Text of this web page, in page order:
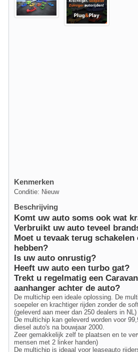
Kenmerken
Conditie: Nieuw
Beschrijving
Komt uw auto soms ook wat
Verbruikt uw auto teveel
Moet u tevaak terug
hebben?
Is uw auto onrustig?
Heeft uw auto een turbo gat?
Trekt u regelmatig een
aanhanger achter de auto?
De multichip een ideale oplossing. De
soepeler en krachtiger rijden zonder de
(geleverd aan meer dan 250 dealers in NL)
De multichip kan geleverd worden voor
diesel auto's na bouwjaar 2000.
Zeer gemakkelijk zelf te plaatsen en te
mensen met 2 linker handen)
De multichip is ideaal voor leaseauto